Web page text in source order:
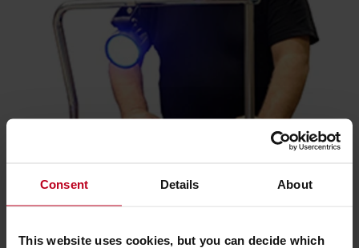
Consent Details About
This website uses cookies, but you can decide which